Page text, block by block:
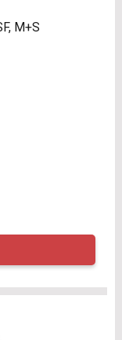
M+S